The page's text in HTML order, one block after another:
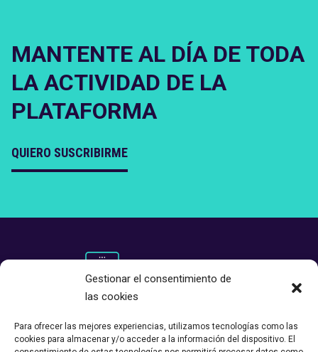
Gestionar el consentimiento de
las cookies
Para ofrecer las mejores experiencias, utilizamos tecnologías como las
cookies para almacenar y/o acceder a la información del dispositivo. El
MANTENTE AL DÍA DE TODA
LA ACTIVIDAD DE LA
PLATAFORMA
QUIERO SUSCRIBIRME